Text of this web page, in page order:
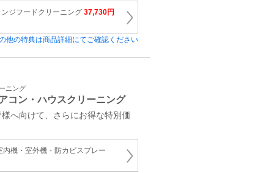
ジフードクリーニング 37,730円
他の特典は商品詳細にてご確認ください
ニング
ン・ハウスクリーニング
へ向けて、さらにお得な特別価
機・室外機・防カビスプレー